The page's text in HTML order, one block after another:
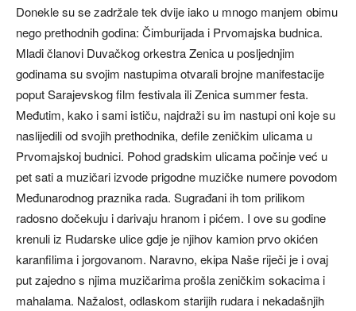
Donekle su se zadržale tek dvije iako u mnogo manjem obimu
nego prethodnih godina: Čimburijada i Prvomajska budnica.
Mladi članovi Duvačkog orkestra Zenica u posljednjim
godinama su svojim nastupima otvarali brojne manifestacije
poput Sarajevskog film festivala ili Zenica summer festa.
Međutim, kako i sami ističu, najdraži su im nastupi oni koje su
naslijedili od svojih prethodnika, defile zeničkim ulicama u
Prvomajskoj budnici. Pohod gradskim ulicama počinje već u
pet sati a muzičari izvode prigodne muzičke numere povodom
Međunarodnog praznika rada. Sugrađani ih tom prilikom
radosno dočekuju i darivaju hranom i pićem. I ove su godine
krenuli iz Rudarske ulice gdje je njihov kamion prvo okićen
karanfilima i jorgovanom. Naravno, ekipa Naše riječi je i ovaj
put zajedno s njima muzičarima prošla zeničkim sokacima i
mahalama. Nažalost, odlaskom starijih rudara i nekadašnjih